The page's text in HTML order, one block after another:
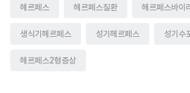
헤르페스 헤르페스질환 헤르페스바이
생식기헤르페스 성기헤르페스 성기수
헤르페스2형증상